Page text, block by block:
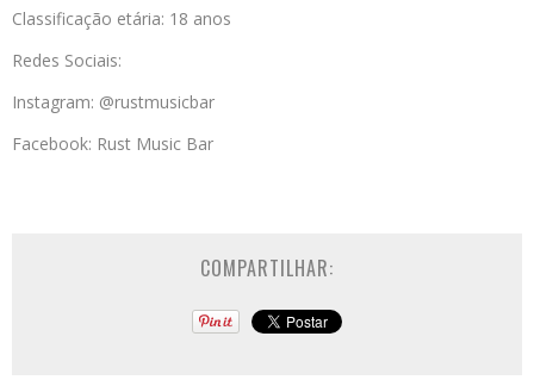
Classificação etária: 18 anos
Redes Sociais:
Instagram: @rustmusicbar
Facebook: Rust Music Bar
COMPARTILHAR: